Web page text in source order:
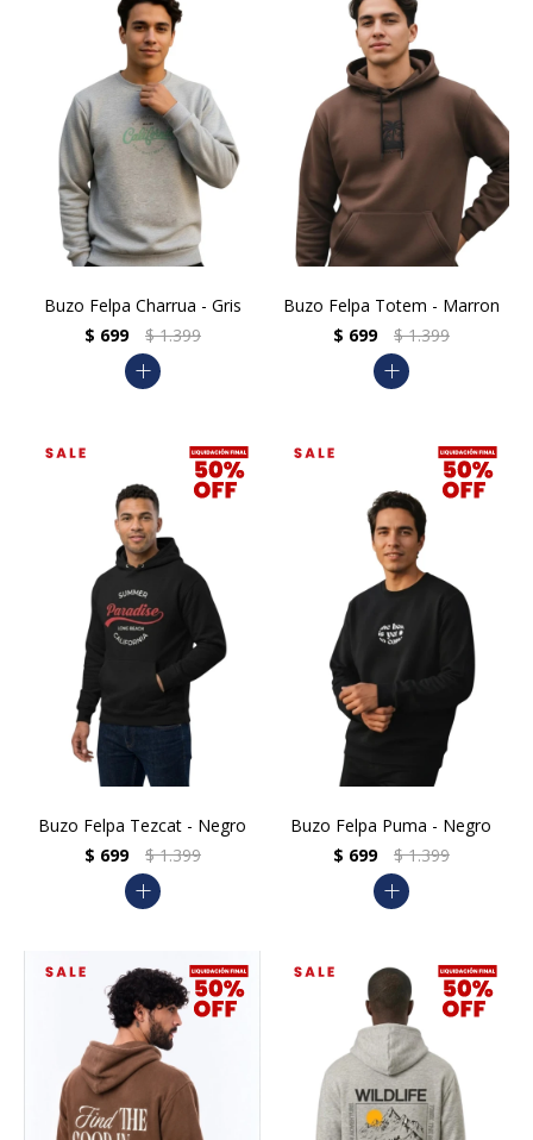
Buzo Felpa Charrua - Gris
$ 699 $ 1.399
add
Buzo Felpa Totem - Marron
$ 699 $ 1.399
add
Buzo Felpa Tezcat - Negro
$ 699 $ 1.399
add
Buzo Felpa Puma - Negro
$ 699 $ 1.399
add